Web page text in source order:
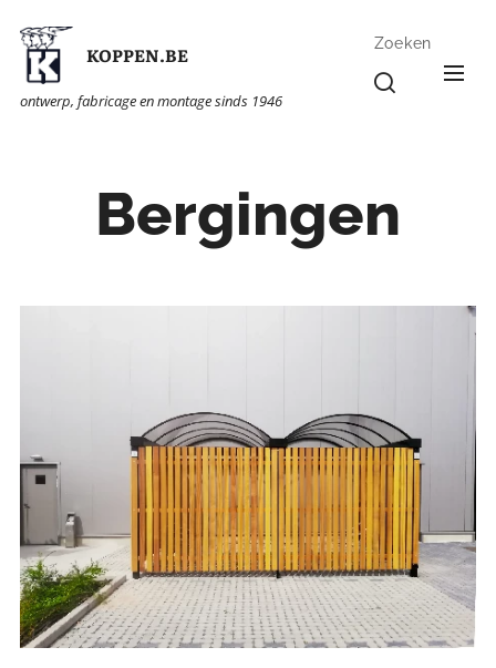
KOPPEN.BE
ontwerp, fabricage en montage sinds 1946
Zoeken
Bergingen